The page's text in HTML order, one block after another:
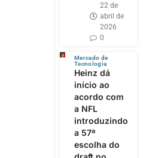
22 de
abril de
2026
0
Mercado de
Tecnologia
Heinz dá
início ao
acordo com
a NFL
introduzindo
a 57ª
escolha do